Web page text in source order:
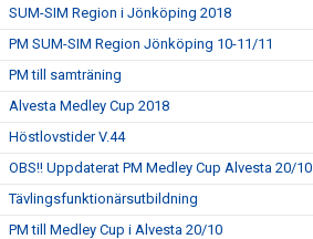
SUM-SIM Region i Jönköping 2018
PM SUM-SIM Region Jönköping 10-11/11
PM till samträning
Alvesta Medley Cup 2018
Höstlovstider V.44
OBS!! Uppdaterat PM Medley Cup Alvesta 20/10
Tävlingsfunktionärsutbildning
PM till Medley Cup i Alvesta 20/10